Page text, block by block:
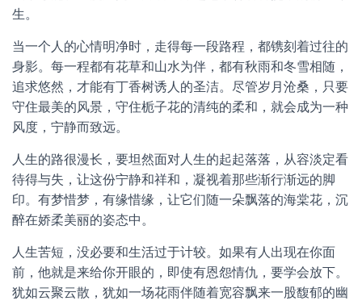
生。
当一个人的心情明净时，走得每一段路程，都镌刻着过往的
身影。每一程都有花草和山水为伴，都有秋雨和冬雪相随，
追求悠然，才能有丁香树诱人的圣洁。尽管岁月沧桑，只要
守住最美的风景，守住栀子花的清纯的柔和，就会成为一种
风度，宁静而致远。
人生的路很漫长，要坦然面对人生的起起落落，从容淡定看
待得与失，让这份宁静和祥和，凝视着那些渐行渐远的脚
印。有梦惜梦，有缘惜缘，让它们随一朵飘落的海棠花，沉
醉在娇柔美丽的姿态中。
人生苦短，没必要和生活过于计较。如果有人出现在你面
前，他就是来给你开眼的，即使有恩怨情仇，要学会放下。
犹如云聚云散，犹如一场花雨伴随着宽容飘来一股馥郁的幽